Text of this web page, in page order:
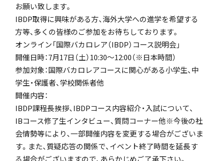
お願い致します。
IBDP取得に興味がある方、海外大学への進学を希望する
方等、多くの皆様のご参加をお待ちしております。
オンライン「国際バカロレア（IBDP）コース説明会」
開催日時：7月17日（土）10:30～12:00（※日本時間）
参加対象：国際バカロレアコースに関心がある小学生、中
学生・保護者、学校関係者他
開催内容：
IBDP課程長挨拶、IBDPコース内容紹介・入試について、
IBコース修了生インタビュー、質問コーナー他※今後の社
会情勢等により、一部開催内容を変更する場合がございま
す。また、質疑応答の関係で、イベント終了時間を延長す
る場合がございますので、あらかじめご了承下さい。
特色
茗溪ジェネラルクラス（MG）
アカデミアクラス（AC）